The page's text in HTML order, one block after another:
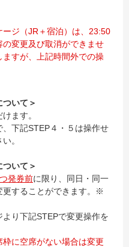
ジ（JR＋宿泊）は、23:50
変更及び取消ができませ
ますが、上記時間外での操
いて＞
ます。
下記STEP４・５は操作せ
。
いて＞
発券前に限り、同日・同一
更することができます。※
り下記STEPで変更操作を
に空席がない場合は変更